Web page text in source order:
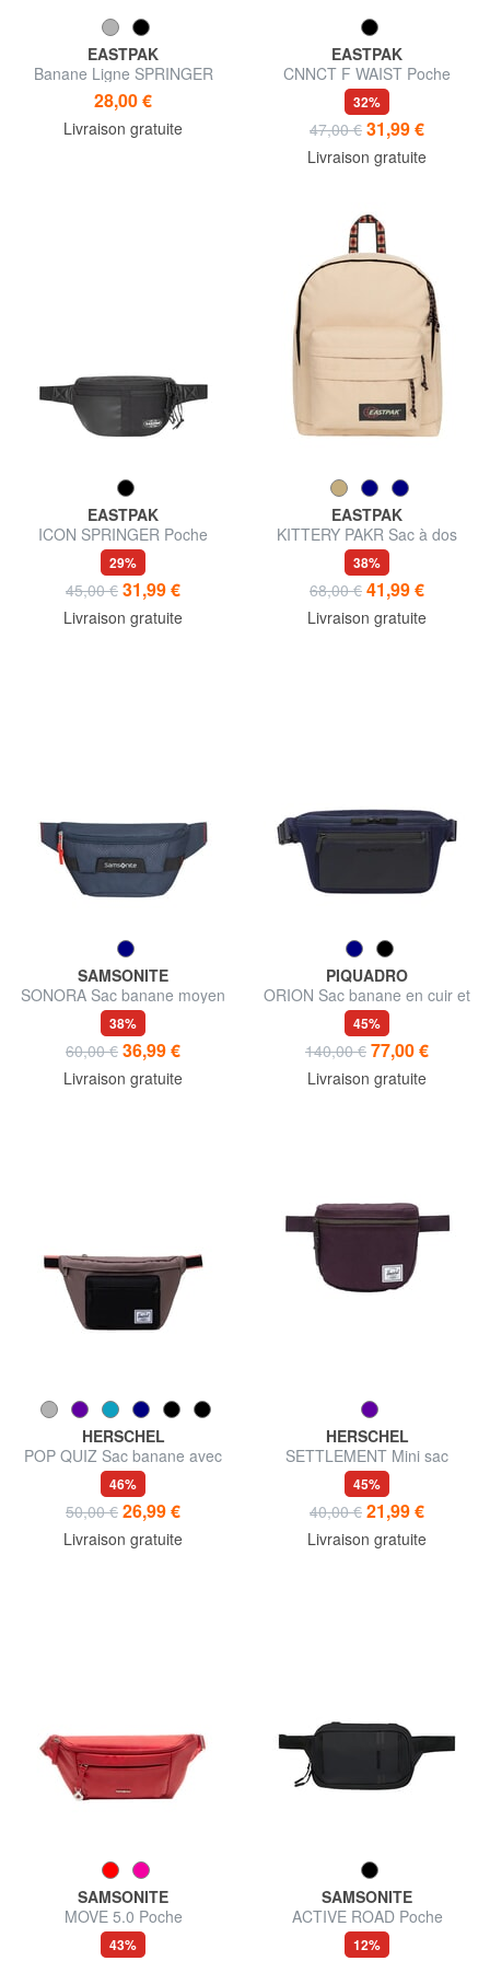
EASTPAK
Banane Ligne SPRINGER
28,00 €
Livraison gratuite
EASTPAK
CNNCT F WAIST Poche
32%
47,00 € 31,99 €
Livraison gratuite
EASTPAK
ICON SPRINGER Poche
29%
45,00 € 31,99 €
Livraison gratuite
EASTPAK
KITTERY PAKR Sac à dos
38%
68,00 € 41,99 €
Livraison gratuite
SAMSONITE
SONORA Sac banane moyen
38%
60,00 € 36,99 €
Livraison gratuite
PIQUADRO
ORION Sac banane en cuir et
tissu
45%
140,00 € 77,00 €
Livraison gratuite
HERSCHEL
POP QUIZ Sac banane avec
poche
46%
50,00 € 26,99 €
Livraison gratuite
HERSCHEL
SETTLEMENT Mini sac
banane
45%
40,00 € 21,99 €
Livraison gratuite
SAMSONITE
MOVE 5.0 Poche
43%
SAMSONITE
ACTIVE ROAD Poche
12%